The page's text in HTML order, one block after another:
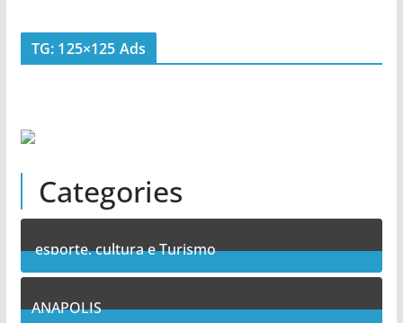
TG: 125×125 Ads
Categories
esporte, cultura e Turismo
7Posts
ANAPOLIS